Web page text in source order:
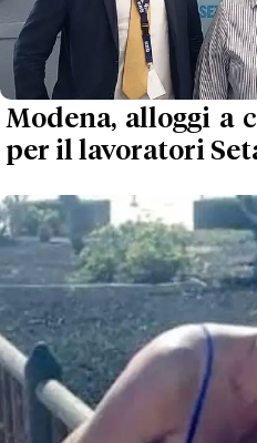
Modena, alloggi a
per il lavoratori